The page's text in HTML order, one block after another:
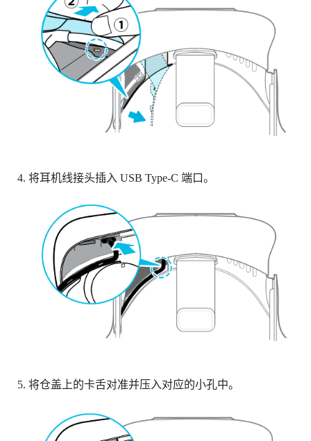
将耳机线接头插入 USB Type-C 端口。
将仓盖上的卡舌对准并压入对应的小孔中。